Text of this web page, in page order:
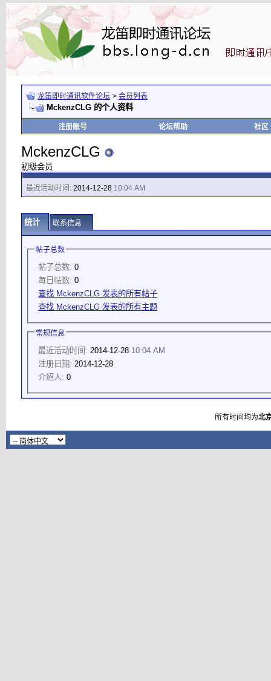
龙笛即时通讯软件论坛 > 会员列表
MckenzCLG 的个人资料
注册账号 论坛帮助 社区
MckenzCLG
初级会员
最近活动时间: 2014-12-28 10:04 AM
统计 联系信息
帖子总数
帖子总数: 0
每日帖数: 0
查找 MckenzCLG 发表的所有帖子
查找 MckenzCLG 发表的所有主题
常规信息
最近活动时间: 2014-12-28 10:04 AM
注册日期: 2014-12-28
介绍人: 0
所有时间均为北